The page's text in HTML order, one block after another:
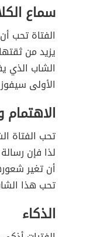
سماع
الفتاة تحب
يزيد من
الشاب الذي
الأولى
الاهتمام
تحب الفتاة
لذا فإن
أن تغير
تحب هذا
الذكاء